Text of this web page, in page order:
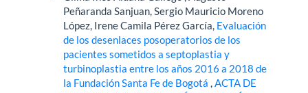
Peñaranda Sanjuan, Sergio Mauricio Moreno
López, Irene Camila Pérez García, Evaluación
de los desenlaces posoperatorios de los
pacientes sometidos a septoplastia y
turbinoplastia entre los años 2016 a 2018 de
la Fundación Santa Fe de Bogotá,ACTA DE